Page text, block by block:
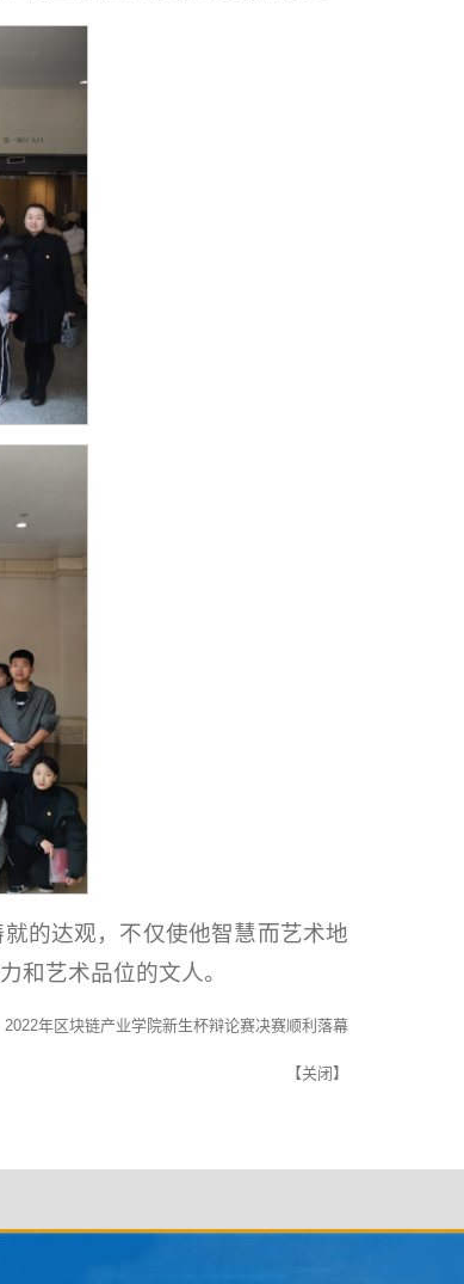
的达观，不仅使他智慧而艺术地
和艺术品位的文人。
2022年区块链产业学院新生杯辩论赛决赛顺利落幕
【关闭 】